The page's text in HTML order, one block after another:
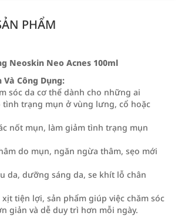
PHẨM
Neoskin Neo Acnes 100ml
Và Công Dụng:
sóc da cơ thể dành cho những ai
trạng mụn ở vùng lưng, cổ hoặc
nốt mụn, làm giảm tình trạng mụn
do mụn, ngăn ngừa thâm, sẹo mới
da, dưỡng sáng da, se khít lỗ chân
tiện lợi, sản phẩm giúp việc chăm sóc
giản và dễ duy trì hơn mỗi ngày.